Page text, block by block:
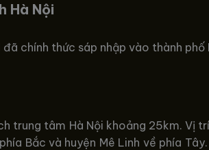
Hà Nội
chính thức sáp nhập vào thành
trung tâm Hà Nội khoảng 25km. Vị
Bắc và huyện Mê Linh về phía